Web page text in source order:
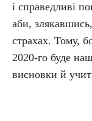
і справедливі
аби,
страхах. Тому,
2020-го буде
висновки й